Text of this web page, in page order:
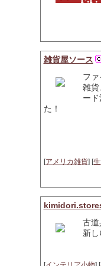
雑貨屋ソース
フ
雑
ー
た！
[アメリカ雑貨] [
古道
新